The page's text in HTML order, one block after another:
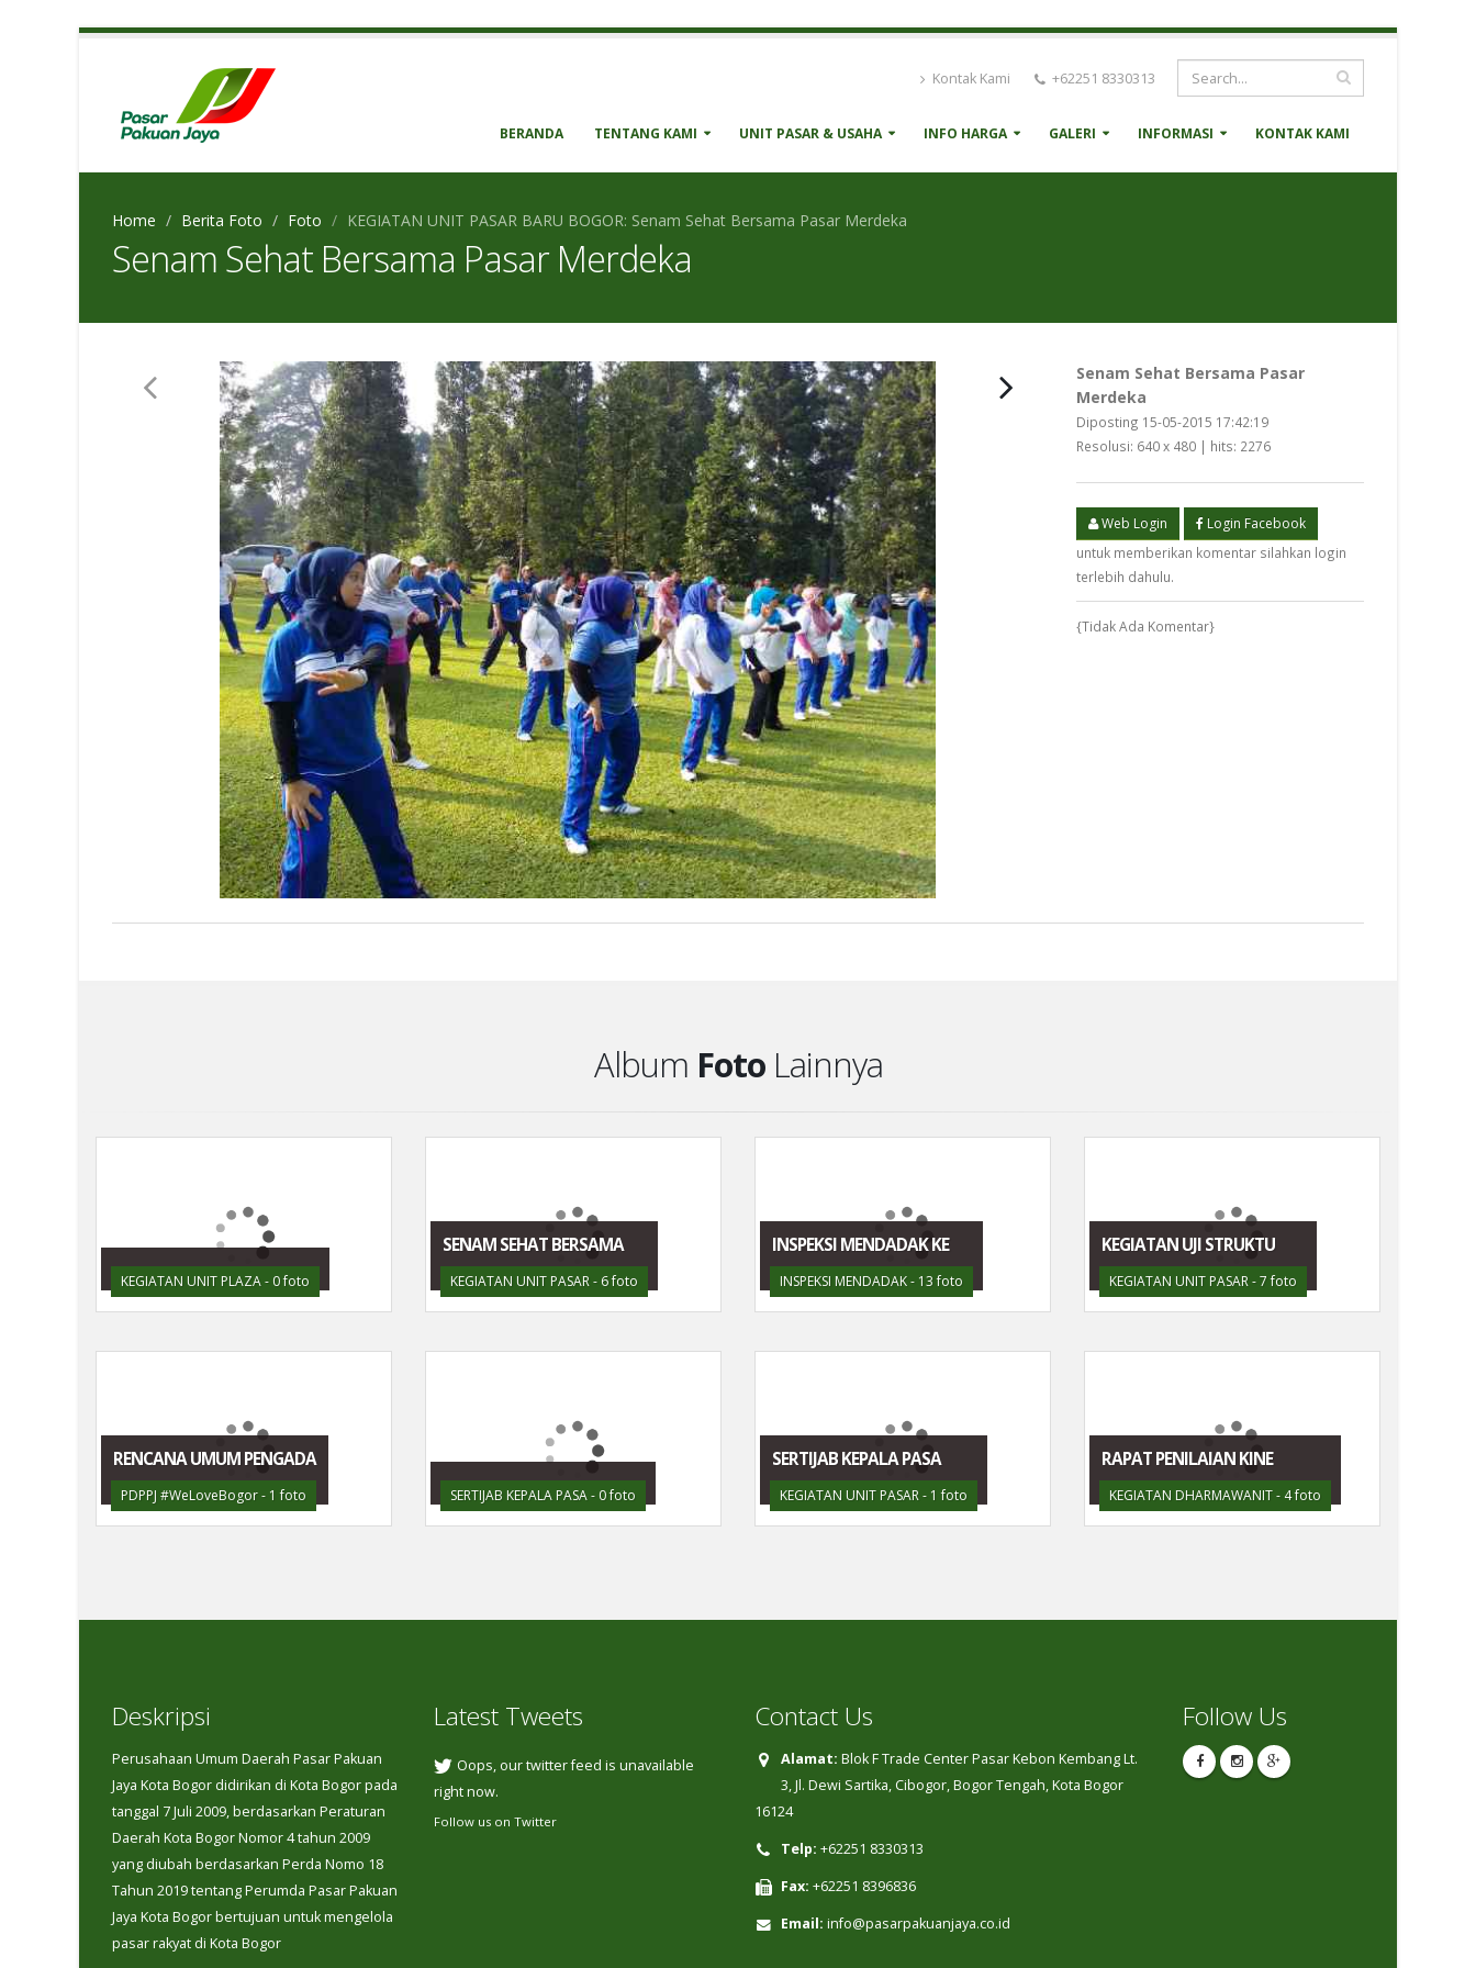
Kontak Kami +62251 8330313
BERANDA TENTANG KAMI UNIT PASAR & USAHA INFO HARGA GALERI INFORMASI KONTAK KAMI
Home Berita Foto Foto KEGIATAN UNIT PASAR BARU BOGOR: Senam Sehat Bersama Pasar Merdeka
Senam Sehat Bersama Pasar Merdeka
Senam Sehat Bersama Pasar
Merdeka
Diposting 15-05-2015 17:42:19
Resolusi: 640 x 480 | hits: 2276
Web Login Login Facebook
untuk memberikan komentar silahkan login
terlebih dahulu.
{Tidak Ada Komentar}
Album FotoLainnya
KEGIATAN UNIT PLAZA - 0 foto
SENAM SEHAT BERSAMA
KEGIATAN UNIT PASAR - 6 foto
INSPEKSI MENDADAK KE
INSPEKSI MENDADAK - 13 foto
KEGIATAN UJI STRUKTU
KEGIATAN UNIT PASAR - 7 foto
RENCANA UMUM PENGADA
PDPPJ #WeLoveBogor - 1 foto SERTIJAB KEPALA PASA - 0 foto
SERTIJAB KEPALA PASA
KEGIATAN UNIT PASAR - 1 foto
RAPAT PENILAIAN KINE
KEGIATAN DHARMAWANIT - 4 foto
Deskripsi
Perusahaan Umum Daerah Pasar Pakuan
Jaya Kota Bogor didirikan di Kota Bogor pada
tanggal 7 Juli 2009, berdasarkan Peraturan
Daerah Kota Bogor Nomor 4 tahun 2009
yang diubah berdasarkan Perda Nomo 18
Tahun 2019 tentang Perumda Pasar Pakuan
Jaya Kota Bogor bertujuan untuk mengelola
pasar rakyat di Kota Bogor
Latest Tweets
Oops, our twitter feed is unavailable
right now.
Follow us on Twitter
Contact Us
Alamat: Blok F Trade Center Pasar Kebon Kembang Lt.
3, Jl. Dewi Sartika, Cibogor, Bogor Tengah, Kota Bogor
16124
Telp: +62251 8330313
Fax: +62251 8396836
Email: info@pasarpakuanjaya.co.id
Follow Us